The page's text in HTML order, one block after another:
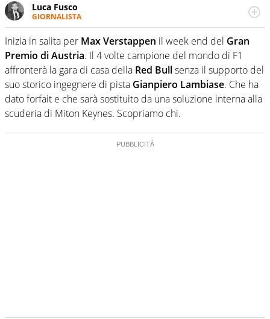
Luca Fusco
GIORNALISTA
Giornalista multimediale. Quando si accendono i motori,
lui sgasa, impenna, derapa. E spesso e volentieri finisce
sul podio
Inizia in salita per Max Verstappen il week end del Gran
Premio di Austria. Il 4 volte campione del mondo di F1
affronterà la gara di casa della Red Bullsenza il supporto del
suo storico ingegnere di pista Gianpiero Lambiase. Che ha
dato forfait e che sarà sostituito da una soluzione interna alla
scuderia di Miton Keynes. Scopriamo chi.